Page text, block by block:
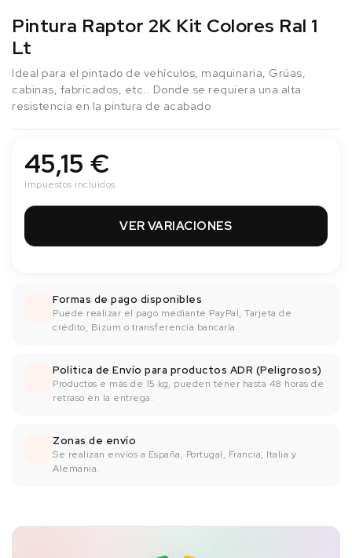
Pintura Raptor 2K Kit Colores Ral 1
Lt
Ideal para el pintado de vehículos, maquinaria, Grúas,
cabinas, fabricados, etc.. Donde se requiera una alta
resistencia en la pintura de acabado
45,15 €
Impuestos incluidos
VER VARIACIONES
Formas de pago disponibles
Puede realizar el pago mediante PayPal, Tarjeta de
crédito, Bizum o transferencia bancaría.
Política de Envío para productos ADR (Peligrosos)
Productos e más de 15 kg, pueden tener hasta 48 horas de
retraso en la entrega.
Zonas de envío
Se realizan envíos a España, Portugal, Francia, Italia y
Alemania.